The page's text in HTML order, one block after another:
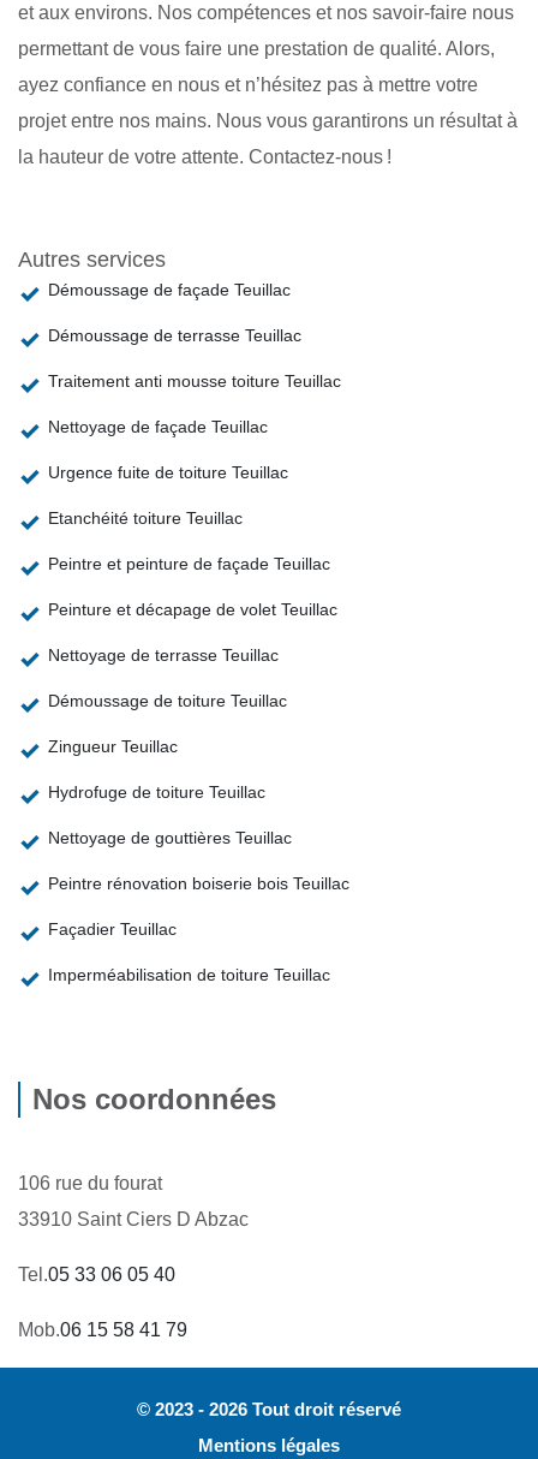
et aux environs. Nos compétences et nos savoir-faire nous
permettant de vous faire une prestation de qualité. Alors,
ayez confiance en nous et n’hésitez pas à mettre votre
projet entre nos mains. Nous vous garantirons un résultat à
la hauteur de votre attente. Contactez-nous !
Autres services
Démoussage de façade Teuillac
Démoussage de terrasse Teuillac
Traitement anti mousse toiture Teuillac
Nettoyage de façade Teuillac
Urgence fuite de toiture Teuillac
Etanchéité toiture Teuillac
Peintre et peinture de façade Teuillac
Peinture et décapage de volet Teuillac
Nettoyage de terrasse Teuillac
Démoussage de toiture Teuillac
Zingueur Teuillac
Hydrofuge de toiture Teuillac
Nettoyage de gouttières Teuillac
Peintre rénovation boiserie bois Teuillac
Façadier Teuillac
Imperméabilisation de toiture Teuillac
Nos coordonnées
106 rue du fourat
33910 Saint Ciers D Abzac
Tel.05 33 06 05 40
Mob.06 15 58 41 79
© 2023 - 2026 Tout droit réservé
Mentions légales